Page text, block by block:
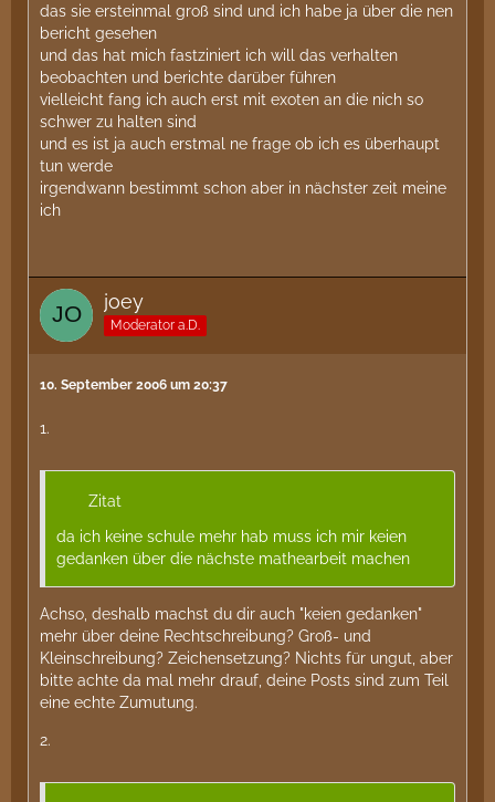
das sie ersteinmal groß sind und ich habe ja über die nen
bericht gesehen
und das hat mich fastziniert ich will das verhalten
beobachten und berichte darüber führen
vielleicht fang ich auch erst mit exoten an die nich so
schwer zu halten sind
und es ist ja auch erstmal ne frage ob ich es überhaupt
tun werde
irgendwann bestimmt schon aber in nächster zeit meine
ich
joey
Moderator a.D.
10. September 2006 um 20:37
1.
Zitat
da ich keine schule mehr hab muss ich mir keien
gedanken über die nächste mathearbeit machen
Achso, deshalb machst du dir auch "keien gedanken"
mehr über deine Rechtschreibung? Groß- und
Kleinschreibung? Zeichensetzung? Nichts für ungut, aber
bitte achte da mal mehr drauf, deine Posts sind zum Teil
eine echte Zumutung.
2.